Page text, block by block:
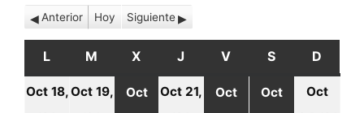
Anterior Hoy Siguiente
L LUNES
M MARTES
X MIÉRCOLES
J JUEVES
V VIERNES
S SÁBADO
D
Oct 18,Oct 19,
Oct
Oct 21,
Oct
Oct
Oct